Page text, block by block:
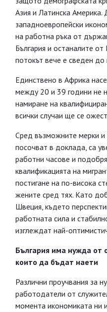
Азия и Латинска Америка.
западноевропейски
на работна ръка от
България и останалите
потокът вече е сведен
Единствено в Африка
между 20 и 39 години не
намиране на
всички случаи ще се
Сред възможните мерки и
посочват в доклада, са
работни часове и
квалификацията на
постигане на по-висока
жените сред тях. Като
Швеция, където
работната сила и
изглеждат най-
България има нужда от
които да бъдат наети
Различни проучвания за
работодатели от
момента икономиката ни